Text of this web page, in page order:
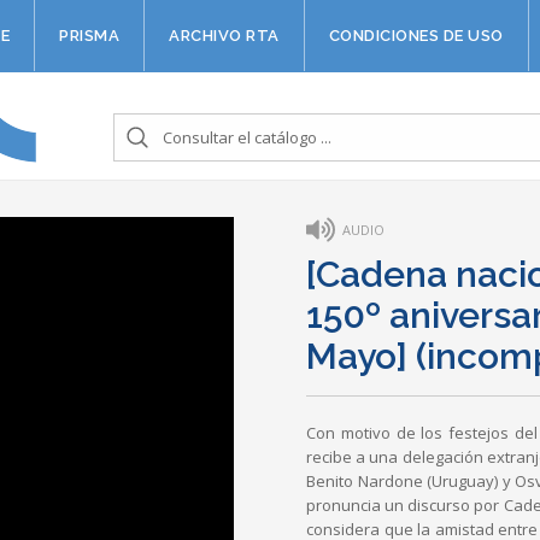
PRISMA ARCHIVO RTA CONDICIONES DE USO
AUDIO
[Cadena
150º
Mayo]
Con motivo de los festejos
recibe a una delegación
Benito Nardone (Uruguay) y
pronuncia un discurso por
considera que la amistad